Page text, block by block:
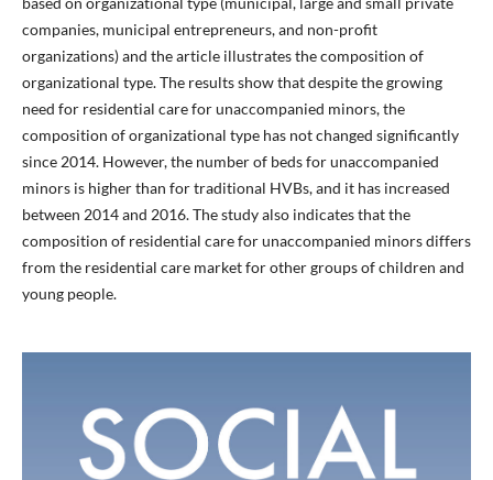
companies, municipal entrepreneurs, and non-profit
organizations) and the article illustrates the composition of
organizational type. The results show that despite the growing
need for residential care for unaccompanied minors, the
composition of organizational type has not changed significantly
since 2014. However, the number of beds for unaccompanied
minors is higher than for traditional HVBs, and it has increased
between 2014 and 2016. The study also indicates that the
composition of residential care for unaccompanied minors differs
from the residential care market for other groups of children and
young people.